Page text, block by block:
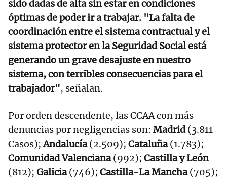
sido dadas de alta sin estar en condiciones
óptimas de poder ir a trabajar. "La falta de
coordinación entre el sistema contractual y el
sistema protector en la Seguridad Social está
generando un grave desajuste en nuestro
sistema, con terribles consecuencias para el
trabajador", señalan.
Por orden descendente, las CCAA con más
denuncias por negligencias son: Madrid(3.811
Casos);Andalucía(2.509); Cataluña(1.783);
Comunidad Valenciana(992); Castilla yLeón
(812); Galicia(746); Castilla-La Mancha(705);